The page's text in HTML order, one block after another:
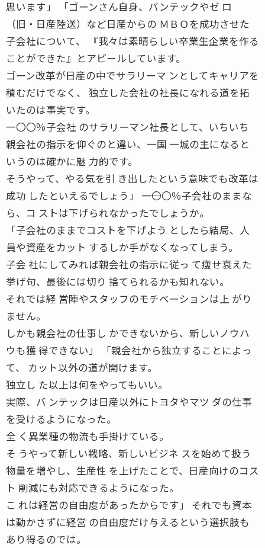
思います」 「ゴーンさん自身、バンテックやゼ ロ
（旧・日産陸送）など日産からの ＭＢＯを成功させた
子会社について、 『我々は素晴らしい卒業生企業を作る
ことができた』とアピールしています。
ゴーン改革が日産の中でサラリーマ ンとしてキャリアを
積むだけでなく、 独立した会社の社長になれる道を拓
いたのは事実です。
一〇〇％子会社 のサラリーマン社長として、いちいち
親会社の指示を仰ぐのと違い、一国 一城の主になると
いうのは確かに魅 力的です。
そうやって、やる気を引 き出したという意味でも改革は
成功 したといえるでしょう」 ――一〇〇％子会社のままな
ら、コ ストは下げられなかったでしょうか。
「子会社のままでコストを下げよう としたら結局、人
員や資産をカット するしか手がなくなってしまう。
子会 社にしてみれば親会社の指示に従っ て痩せ衰えた
挙げ句、最後には切り 捨てられるかも知れない。
それでは経 営陣やスタッフのモチベーションは上 がり
ません。
しかも親会社の仕事し かできないから、新しいノウハ
ウも獲 得できない」 「親会社から独立することによっ
て、 カット以外の道が開けます。
独立し た以上は何をやってもいい。
実際、バ ンテックは日産以外にトヨタやマツ ダの仕事
を受けるようになった。
全 く異業種の物流も手掛けている。
そ うやって新しい戦略、新しいビジネ スを始めて扱う
物量を増やし、生産性 を上げたことで、日産向けのコス
ト 削減にも対応できるようになった。
こ れは経営の自由度があったからです」 ――それでも資本
は動かさずに経営 の自由度だけ与えるという選択肢も
あり得るのでは。